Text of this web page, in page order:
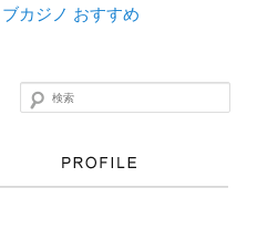
カジノ おすすめ
検索